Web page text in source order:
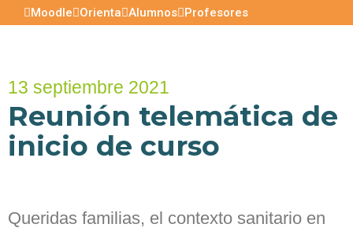
Moodle Orienta Alumnos Profesores
13 septiembre 2021
Reunión telemática de
inicio de curso
Queridas familias, el contexto sanitario en